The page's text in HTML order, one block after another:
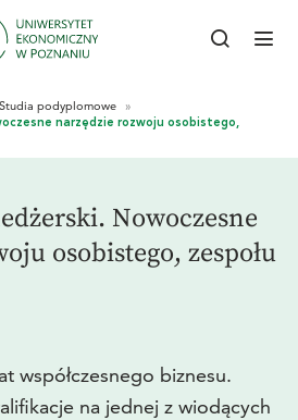
Nowoczesne
osobistego, zespołu
współczesnego biznesu.
na jednej z wiodących